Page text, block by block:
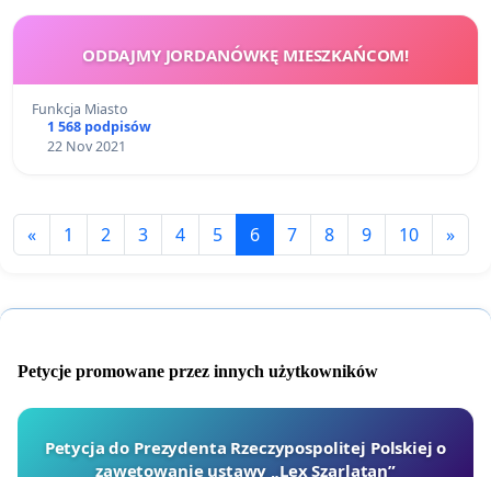
ODDAJMY JORDANÓWKĘ MIESZKAŃCOM!
Funkcja Miasto
1 568 podpisów
22 Nov 2021
« 1 2 3 4 5 6 7 8 9 10 »
Petycje promowane przez innych użytkowników
Petycja do Prezydenta Rzeczypospolitej Polskiej o
zawetowanie ustawy „Lex Szarlatan”